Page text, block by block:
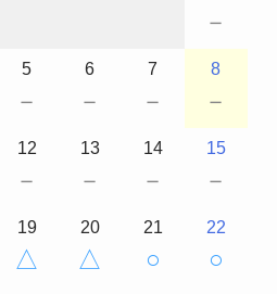
－
5
－
6
－
7
－
8
－
12
－
13
－
14
－
15
－
19
△
20
△
21
○
22
○